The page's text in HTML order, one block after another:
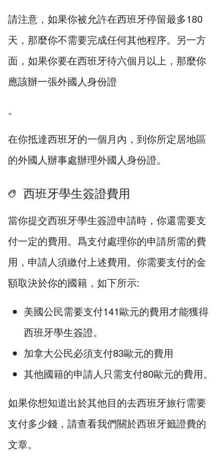
請注意，如果你被允許在西班牙停留最多180
天，那麼你不需要完成任何其他程序。另一方
面，如果你要在西班牙待六個月以上，那麼你
應該辦一張外國人身份證
。
在你抵達西班牙的一個月內，到你所定居地區
的外國人辦事處辦理外國人身份證。
西班牙學生簽證費用
當你提交西班牙學生簽證申請時，你還需要支
付一定的費用。爲支付處理你的申請所需的費
用，申請人須繳付上述費用。你需要支付的金
額取決於你的國籍，如下所示:
美國公民需要支付141歐元的費用才能獲得
西班牙學生簽證。
加拿大公民必須支付83歐元的費用
其他國籍的申請人只需支付80歐元的費用。
如果你想知道出於其他目的去西班牙旅行需要
支付多少錢，請查看我們關於西班牙籤證費的
文章。